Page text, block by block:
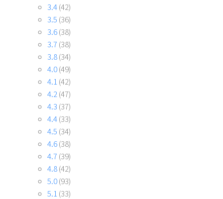
3.4(42)
3.5 (36)
3.6(38)
3.7 (38)
3.8(34)
4.0(49)
4.1 (42)
4.2 (47)
4.3 (37)
4.4(33)
4.5 (34)
4.6(38)
4.7 (39)
4.8(42)
5.0(93)
5.1 (33)